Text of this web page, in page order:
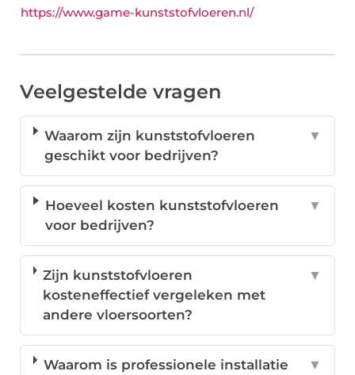
https://www.game-kunststofvloeren.nl/
Veelgestelde vragen
Waarom zijn kunststofvloeren
geschikt voor bedrijven?
▼
Hoeveel kosten kunststofvloeren
voor bedrijven?
▼
Zijn kunststofvloeren
kosteneffectief vergeleken met
andere vloersoorten?
▼
Waarom is professionele installatie
▼